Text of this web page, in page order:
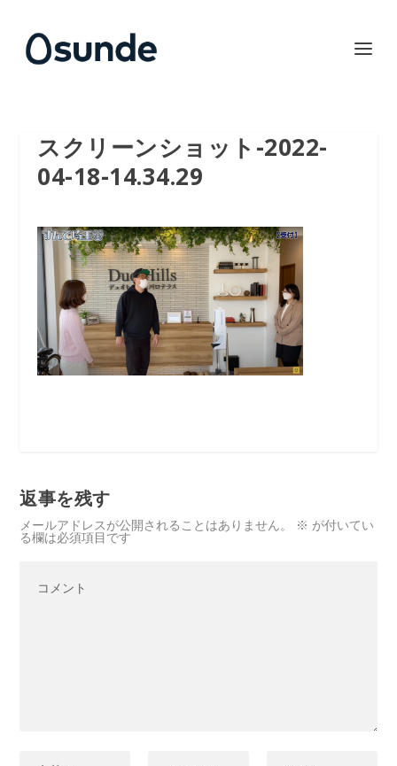
スクリーンショット-2022-
04-18-14.34.29
返事を残す
メールアドレスが公開されることはありません。 ※ が付いてい
る欄は必須項目です